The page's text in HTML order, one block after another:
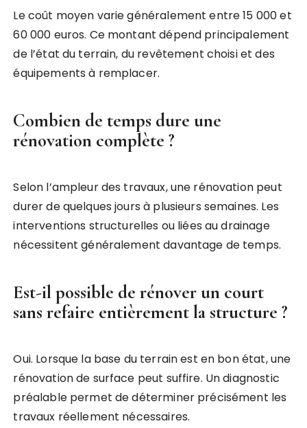
Le coût moyen varie généralement entre 15 000 et
60 000 euros. Ce montant dépend principalement
de l’état du terrain, du revêtement choisi et des
équipements à remplacer.
Combien de temps dure une
rénovation complète ?
Selon l’ampleur des travaux, une rénovation peut
durer de quelques jours à plusieurs semaines. Les
interventions structurelles ou liées au drainage
nécessitent généralement davantage de temps.
Est-il possible de rénover un court
sans refaire entièrement la structure ?
Oui. Lorsque la base du terrain est en bon état, une
rénovation de surface peut suffire. Un diagnostic
préalable permet de déterminer précisément les
travaux réellement nécessaires.